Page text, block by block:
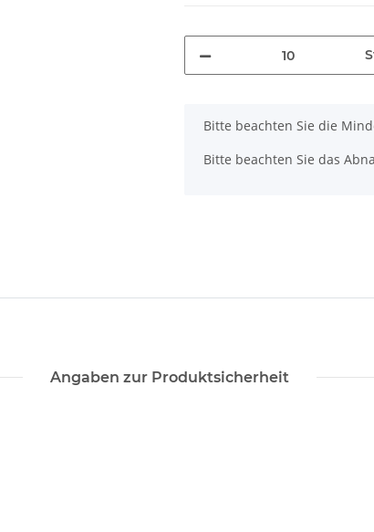
x
Bitte beachten Sie die
Bitte beachten Sie das
Angaben zur Produktsicherheit